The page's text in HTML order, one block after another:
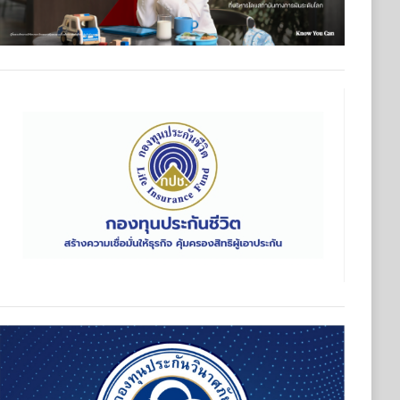
มเดินหน้าปรับทัพผู้บริหารคนรุ่นใหม่ และประกาศวิสัยทัศน์ครั้งส